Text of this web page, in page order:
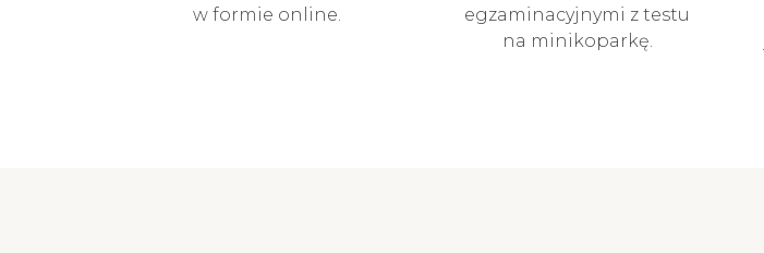
w formie online.
egzaminacyjnymi z testu
na minikoparkę.